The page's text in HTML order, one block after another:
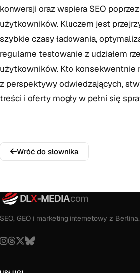
konwersji oraz wspiera SEO
użytkowników. Kluczem jest
szybkie czasy ładowania,
regularne testowanie z udziałem
użytkowników. Kto konsekwentnie
z perspektywy odwiedzających,
treści i oferty mogły w pełni się
Wróć do słownika
DLX-MEDIA.com
SEO, GEO i marketing internetowy z